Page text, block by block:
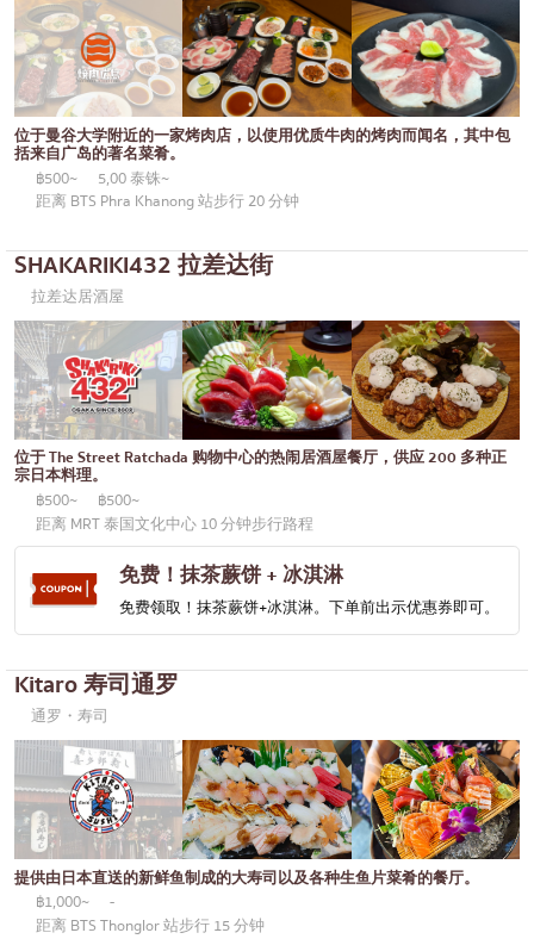
自助餐
米其林
牛排
油炸食品
日式火锅
烤串/烤内脏
传统日本餐厅
章鱼烧
关东煮/日式炖菜
套餐/日本家常菜
便当/日本料理配送服务
乌东苏克
是拉差
暹罗天地
中央世界
暖武里府
清迈
拉差帕拉
北榄府
巴吞他尼府
沙没沙空
普吉岛
芭堤雅
塔尼亚
拉玛三世
其他
位于曼谷大学附近的一家烤肉店，以使用优质牛肉的烤肉而闻名，其中包
括来自广岛的著名菜肴。
฿500~
5,00 泰铢~
距离 BTS Phra Khanong 站步行 20 分钟
SHAKARIKI432 拉差达街
拉差达居酒屋
位于 The Street Ratchada 购物中心的热闹居酒屋餐厅，供应 200 多种正
宗日本料理。
฿500~
฿500~
距离 MRT 泰国文化中心 10 分钟步行路程
免费！抹茶蕨饼 + 冰淇淋
免费领取！抹茶蕨饼+冰淇淋。下单前出示优惠券即可。
Kitaro 寿司通罗
通罗・寿司
提供由日本直送的新鲜鱼制成的大寿司以及各种生鱼片菜肴的餐厅。
฿1,000~
-
距离 BTS Thonglor 站步行 15 分钟